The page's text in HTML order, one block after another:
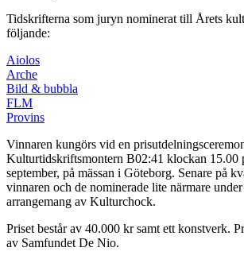
Tidskrifterna som juryn nominerat till Årets
följande:
Aiolos
Arche
Bild & bubbla
FLM
Provins
Vinnaren kungörs vid en
Kulturtidskriftsmontern B02:41 klockan 15.00
september, på mässan i Göteborg. Senare på
vinnaren och de nominerade lite närmare
arrangemang av Kulturchock.
Priset består av 40.000 kr samt ett konstverk.
av Samfundet De Nio.